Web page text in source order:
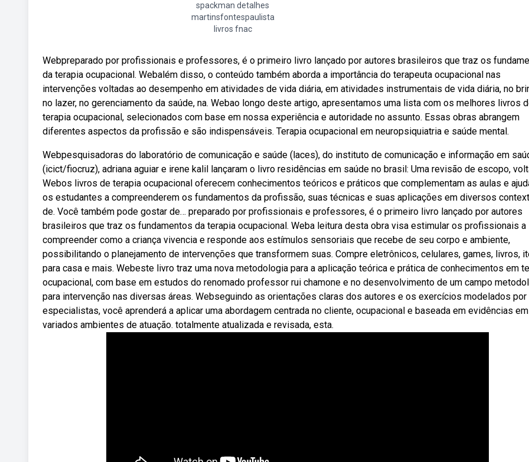
spackman detalhes
martinsfontespaulista
livros fnac
Webpreparado por profissionais e professores, é o primeiro livro lançado por autores brasileiros que traz os
da terapia ocupacional. Webalém disso, o conteúdo também aborda a importância do terapeuta ocupacional nas
intervenções voltadas ao desempenho em atividades de vida diária, em atividades instrumentais de vida diária, no
no lazer, no gerenciamento da saúde, na. Webao longo deste artigo, apresentamos uma lista com os melhores livros
terapia ocupacional, selecionados com base em nossa experiência e autoridade no assunto. Essas obras abrangem
diferentes aspectos da profissão e são indispensáveis. Terapia ocupacional em neuropsiquiatria e saúde mental.
Webpesquisadoras do laboratório de comunicação e saúde (laces), do instituto de comunicação e informação em
(icict/fiocruz), adriana aguiar e irene kalil lançaram o livro residências em saúde no brasil: Uma revisão de escopo,
Webos livros de terapia ocupacional oferecem conhecimentos teóricos e práticos que complementam as aulas e
os estudantes a compreenderem os fundamentos da profissão, suas técnicas e suas aplicações em diversos
de. Você também pode gostar de… preparado por profissionais e professores, é o primeiro livro lançado por autores
brasileiros que traz os fundamentos da terapia ocupacional. Weba leitura desta obra visa estimular os profissionais a
compreender como a criança vivencia e responde aos estímulos sensoriais que recebe de seu corpo e ambiente,
possibilitando o planejamento de intervenções que transformem suas. Compre eletrônicos, celulares, games, livros,
para casa e mais. Webeste livro traz uma nova metodologia para a aplicação teórica e prática de conhecimentos em
ocupacional, com base em estudos do renomado professor rui chamone e no desenvolvimento de um campo
para intervenção nas diversas áreas. Webseguindo as orientações claras dos autores e os exercícios modelados por
especialistas, você aprenderá a aplicar uma abordagem centrada no cliente, ocupacional e baseada em evidências em
variados ambientes de atuação. totalmente atualizada e revisada, esta.